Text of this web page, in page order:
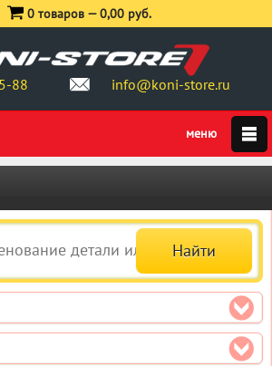
88 info@koni-store.ru
0 товаров —0,00 руб.